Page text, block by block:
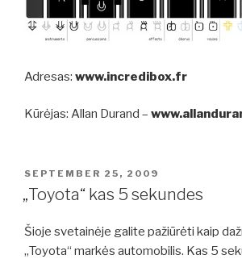
Adresas: www.incredibox.fr
Kūrėjas: Allan Durand –
POSTED
ON
SEPTEMBER 25, 2009
„Toyota“ kas 5 sekundes
Šioje svetainėje galite pažiūrėti kaip
„Toyota“ markės automobilis. Kas 5